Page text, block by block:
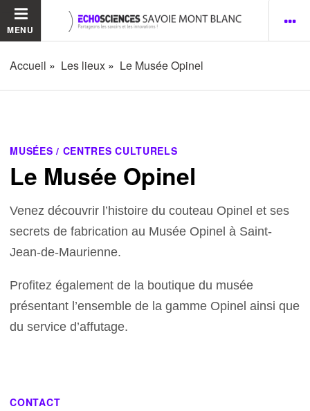
MENU
Accueil Les lieux Le Musée Opinel
MUSÉES / CENTRES CULTURELS
Le Musée Opinel
Venez découvrir l’histoire du couteau Opinel et ses
secrets de fabrication au Musée Opinel à Saint-
Jean-de-Maurienne.
Profitez également de la boutique du musée
présentant l’ensemble de la gamme Opinel ainsi que
du service d’affutage.
CONTACT